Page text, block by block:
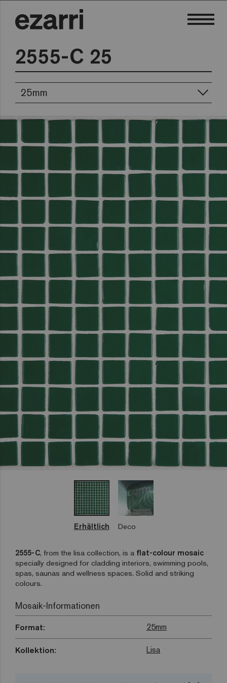
2555-C 25
25mm
Erhältlich Deco
2555-C, from the lisa collection, is a flat-colour mosaic
specially designed for cladding interiors, swimming pools,
spas, saunas and wellness spaces. Solid and striking
colours.
Mosaik-Informationen
Format: 25mm
Kollektion: Lisa